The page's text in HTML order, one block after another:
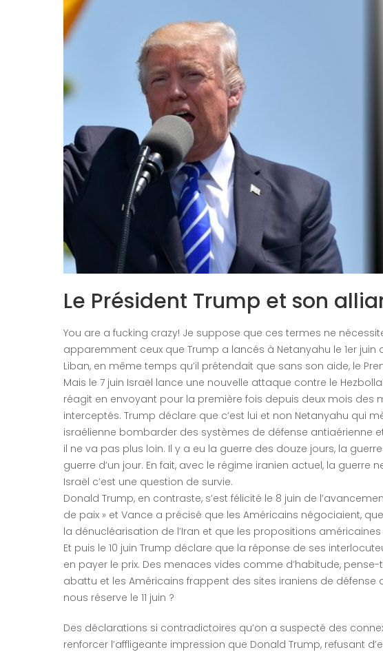
Le Président Trump et son
You are a fucking crazy! Je suppose que ces termes ne
apparemment ceux que Trump a lancés à Netanyahu le 1er
Liban, en même temps qu’il prétendait que sans son aide, le
Mais le 7 juin Israël lance une nouvelle attaque contre le
réagit en envoyant pour la première fois depuis deux mois des
interceptés. Trump déclare que c’est lui et non Netanyahu qui
israélienne bombarder des systèmes de défense antiaérienne
il ne va pas plus loin. Il y a eu la guerre des douze jours, la
guerre d’un jour. En fait, avec le régime iranien actuel, la
Israël c’est une question de survie.
Donald Trump, en contraste, s’est félicité le 8 juin de
de paix » et Vance a précisé que les Américains négociaient,
la dénucléarisation de l’Iran et que les propositions
Et puis le 10 juin Trump déclare que la réponse de ses
en payer le prix. Des menaces vides comme d’habitude,
abattu et les Américains frappent des sites iraniens de défense
nous réserve le 11 juin ?
Des déclarations si contradictoires qu’on a suspecté des
renforcer l’affligeante impression que Donald Trump, refusant